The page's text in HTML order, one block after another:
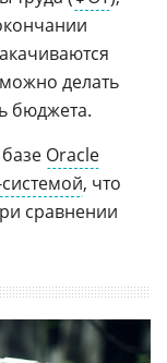
делать
бюджета.
Oracle
системой, что
сравнении